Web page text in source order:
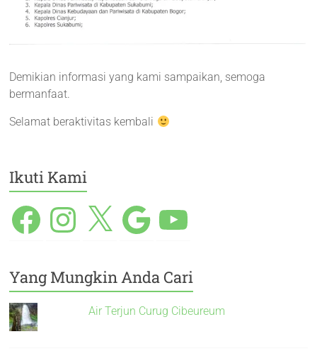
Demikian informasi yang kami sampaikan, semoga
bermanfaat.
Selamat beraktivitas kembali
Ikuti Kami
Yang Mungkin Anda Cari
Air Terjun Curug Cibeureum